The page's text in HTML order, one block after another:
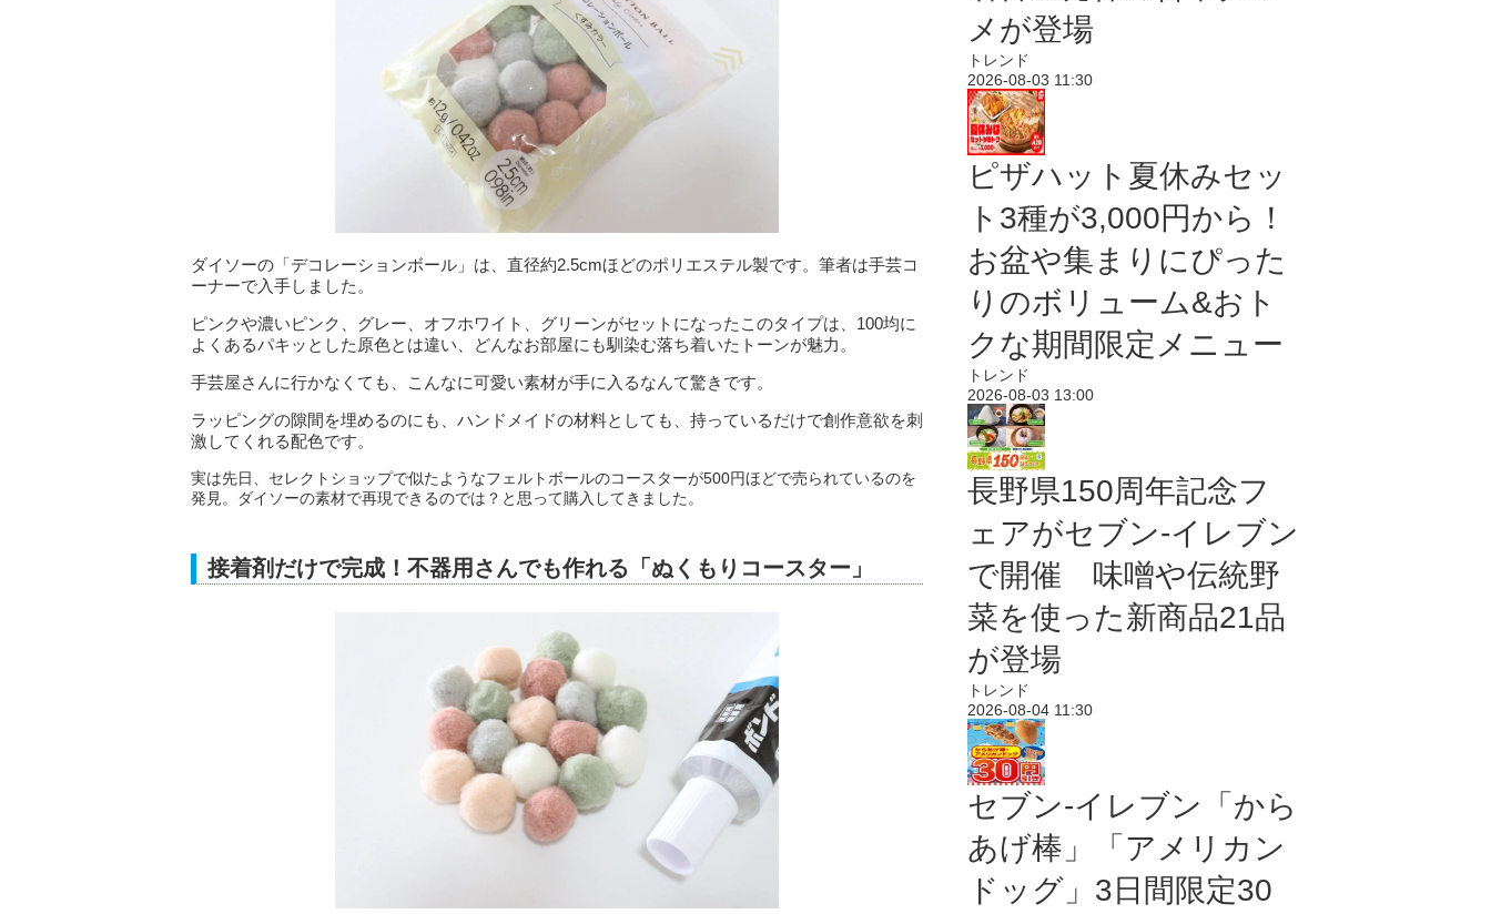
ダイソーの「デコレーションボール」は、直径約2.5cmほどのポリエステル製です。筆者は手芸コ
ーナーで入手しました。
ピンクや濃いピンク、グレー、オフホワイト、グリーンがセットになったこのタイプは、100均に
よくあるパキッとした原色とは違い、どんなお部屋にも馴染む落ち着いたトーンが魅力。
手芸屋さんに行かなくても、こんなに可愛い素材が手に入るなんて驚きです。
ラッピングの隙間を埋めるのにも、ハンドメイドの材料としても、持っているだけで創作意欲を刺
激してくれる配色です。
実は先日、セレクトショップで似たようなフェルトボールのコースターが500円ほどで売られているのを
発見。ダイソーの素材で再現できるのでは？と思って購入してきました。
接着剤だけで完成！不器用さんでも作れる「ぬくもりコースター」
メが登場
トレンド
2026-08-03 11:30
ピザハット夏休みセッ
ト3種が3,000円から！
お盆や集まりにぴった
りのボリューム&おト
クな期間限定メニュー
トレンド
2026-08-03 13:00
長野県150周年記念フ
ェアがセブン-イレブン
で開催 味噌や伝統野
菜を使った新商品21品
が登場
トレンド
2026-08-04 11:30
セブン‐イレブン「から
あげ棒」「アメリカン
ドッグ」3日間限定30